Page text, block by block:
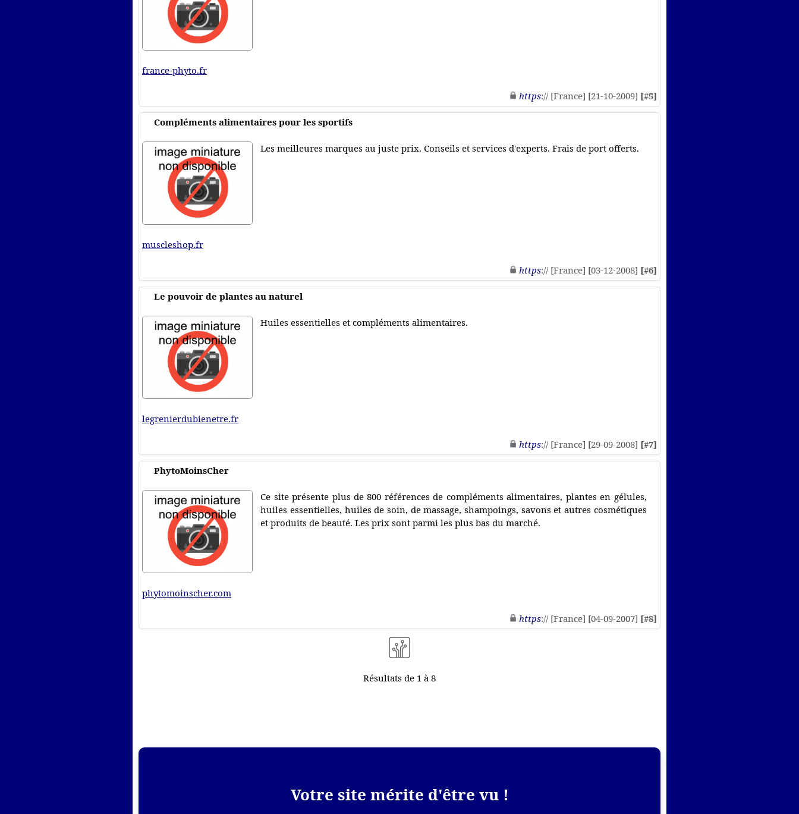
france-phyto.fr
https:// [France] [21-10-2009] [#5]
Compléments alimentaires pour les sportifs
Les meilleures marques au juste prix. Conseils et services d'experts. Frais de port offerts.
muscleshop.fr
https:// [France] [03-12-2008] [#6]
Le pouvoir de plantes au naturel
Huiles essentielles et compléments alimentaires.
legrenierdubienetre.fr
https:// [France] [29-09-2008] [#7]
PhytoMoinsCher
Ce site présente plus de 800 références de compléments alimentaires, plantes en gélules,
huiles essentielles, huiles de soin, de massage, shampoings, savons et autres cosmétiques
et produits de beauté. Les prix sont parmi les plus bas du marché.
phytomoinscher.com
https:// [France] [04-09-2007] [#8]
Résultats de 1 à 8
Votre site mérite d'être vu !